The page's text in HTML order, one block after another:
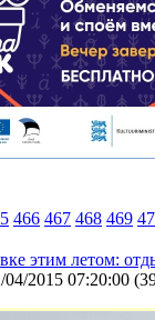
466 467 468 469
этим летом:
04/2015 07:20:00 (